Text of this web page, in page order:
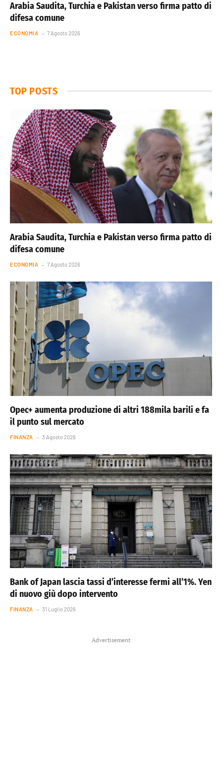
Arabia Saudita, Turchia e Pakistan verso firma patto di
difesa comune
ECONOMIA 7 Agosto 2026
TOP POSTS
Arabia Saudita, Turchia e Pakistan verso firma patto di
difesa comune
ECONOMIA 7 Agosto 2026
Opec+ aumenta produzione di altri 188mila barili e fa
il punto sul mercato
FINANZA 3 Agosto 2026
Bank of Japan lascia tassi d’interesse fermi all’1%. Yen
di nuovo giù dopo intervento
FINANZA 31 Luglio 2026
Advertisement